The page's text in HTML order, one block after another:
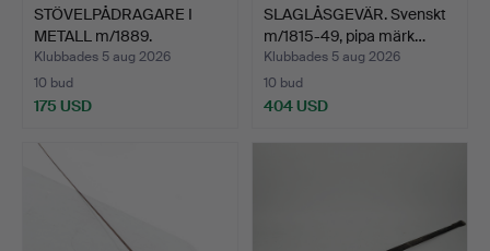
STÖVELPÅDRAGARE I
METALL m/1889.
Klubbades 5 aug 2026
10 bud
175 USD
SLAGLÅSGEVÄR. Svenskt
m/1815-49, pipa märk…
Klubbades 5 aug 2026
10 bud
404 USD